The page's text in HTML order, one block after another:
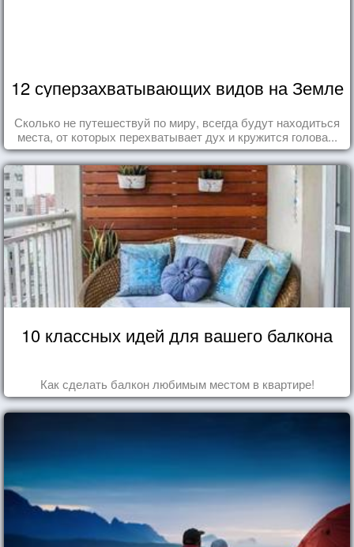
12 суперзахватывающих видов на Земле
Сколько не путешествуй по миру, всегда будут находиться
места, от которых перехватывает дух и кружится голова...
10 классных идей для вашего балкона
Как сделать балкон любимым местом в квартире!